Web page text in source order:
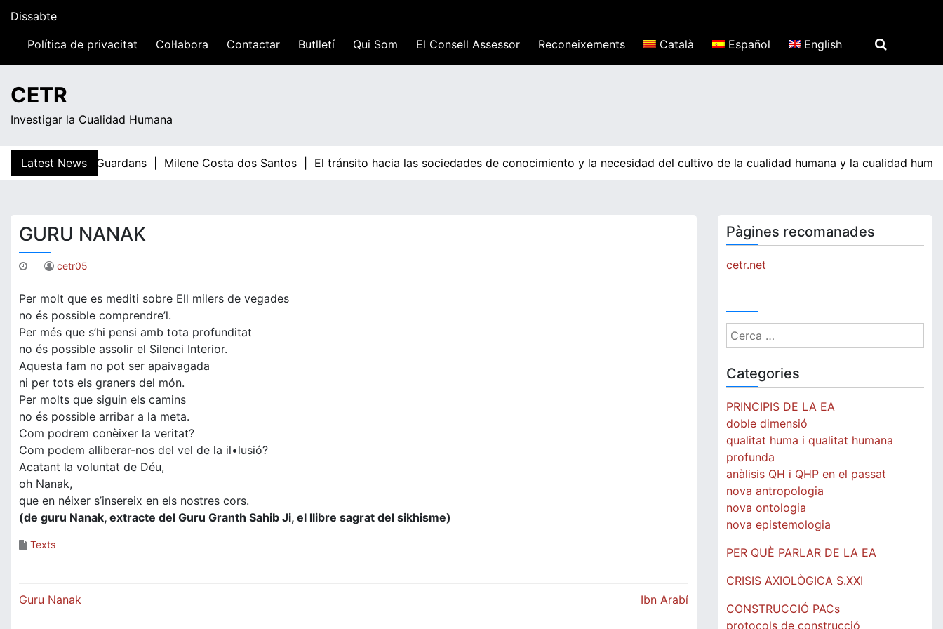
content
Dissabte
18:19Política de privacitat Col·labora Contactar Butlletí Qui Som El Consell Assessor Reconeixements Català Español English
CETR
Investigar la Cualidad Humana
Latest News
Teresa Guardans | Milene Costa dos Santos | El tránsito hacia las sociedades de conocimiento y la necesidad del cultivo de la cualidad humana y la cualidad
GURU NANAK
cetr05
Per molt que es mediti sobre Ell milers de vegades
no és possible comprendre’l.
Per més que s’hi pensi amb tota profunditat
no és possible assolir el Silenci Interior.
Aquesta fam no pot ser apaivagada
ni per tots els graners del món.
Per molts que siguin els camins
no és possible arribar a la meta.
Com podrem conèixer la veritat?
Com podem alliberar-nos del vel de la il•lusió?
Acatant la voluntat de Déu,
oh Nanak,
que en néixer s’insereix en els nostres cors.
(de guru Nanak, extracte del Guru Granth Sahib Ji, el llibre sagrat del sikhisme)
Texts
Navegació
Guru Nanak Ibn Arabí
Pàgines recomanades
cetr.net
Cerca:
Categories
PRINCIPIS DE LA EA
doble dimensió
qualitat huma i qualitat humana
profunda
anàlisis QH i QHP en el passat
nova antropologia
nova ontologia
nova epistemologia
PER QUÈ PARLAR DE LA EA
CRISIS AXIOLÒGICA S.XXI
CONSTRUCCIÓ PACs
protocols de construcció